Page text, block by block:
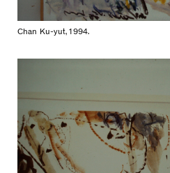
Chan Ku-yut, 1994.